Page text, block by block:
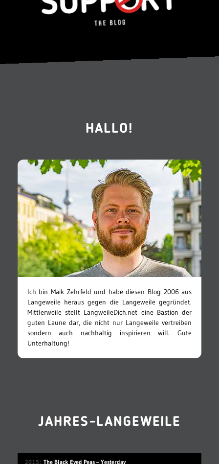
HALLO!
Ich bin Maik Zehrfeld und habe diesen Blog 2006 aus
Langeweile heraus gegen die Langeweile gegründet.
Mittlerweile stellt LangweileDich.net eine Bastion der
guten Laune dar, die nicht nur Langeweile vertreiben
sondern auch nachhaltig inspirieren will. Gute
Unterhaltung!
JAHRES-LANGEWEILE
2015 The Black Eyed Peas – Yesterday